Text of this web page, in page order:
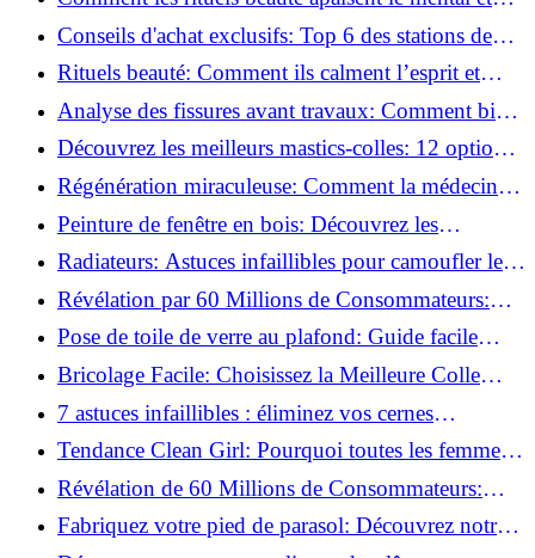
créent des moments pour soi ?
Conseils d'achat exclusifs: Top 6 des stations de
peinture basse pression incontournables!
Rituels beauté: Comment ils calment l’esprit et
chouchoutent votre âme!
Analyse des fissures avant travaux: Comment bien
préparer vos surfaces!
Découvrez les meilleurs mastics-colles: 12 options
dès 6,70 €!
Régénération miraculeuse: Comment la médecine
régénérative peut restaurer votre confiance!
Peinture de fenêtre en bois: Découvrez les
techniques infaillibles pour un résultat parfait!
Radiateurs: Astuces infaillibles pour camoufler les
tuyaux apparents!
Révélation par 60 Millions de Consommateurs:
Découvrez le sérum anti-rides numéro un!
Pose de toile de verre au plafond: Guide facile
pour débutants!
Bricolage Facile: Choisissez la Meilleure Colle
pour Chaque Matériau!
7 astuces infaillibles : éliminez vos cernes
rapidement !
Tendance Clean Girl: Pourquoi toutes les femmes
l'adoptent?
Révélation de 60 Millions de Consommateurs:
Découvrez le meilleur fond de teint pour votre
peau!
Fabriquez votre pied de parasol: Découvrez notre
tutoriel facile !